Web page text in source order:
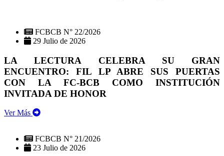
FCBCB N° 22/2026
29 Julio de 2026
LA LECTURA CELEBRA SU GRAN
ENCUENTRO: FIL LP ABRE SUS PUERTAS
CON LA FC-BCB COMO INSTITUCIÓN
INVITADA DE HONOR
Ver Más
FCBCB N° 21/2026
23 Julio de 2026